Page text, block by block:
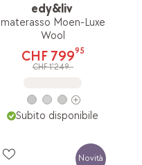
edy&liv
materasso Moen-Luxe
Wool
CHF 79995
CHF 1'249.-
Subito disponibile
Novità